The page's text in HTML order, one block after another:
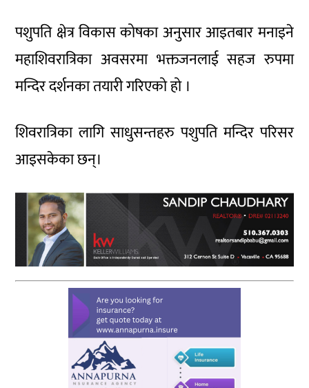
पशुपति क्षेत्र विकास कोषका अनुसार आइतबार मनाइने
महाशिवरात्रिका अवसरमा भक्तजनलाई सहज रुपमा
मन्दिर दर्शनका तयारी गरिएको हो ।
शिवरात्रिका लागि साधुसन्तहरु पशुपति मन्दिर परिसर
आइसकेका छन्।